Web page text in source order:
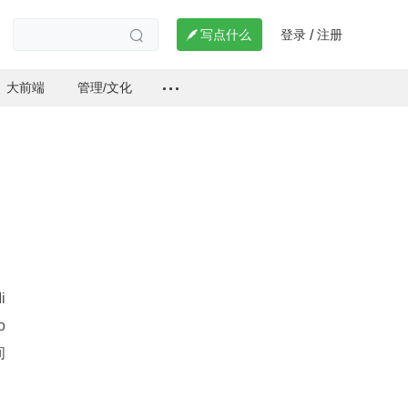
  写点什么 登录 / 注册
大前端 管理/文化